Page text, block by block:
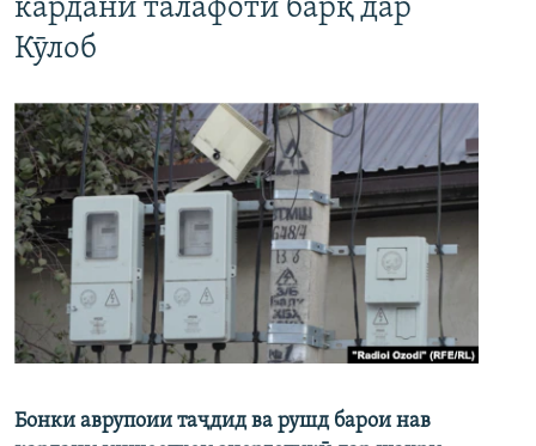
кардани талафоти барқ дар
Кӯлоб
Бонки аврупоии таҷдид ва рушд барои нав